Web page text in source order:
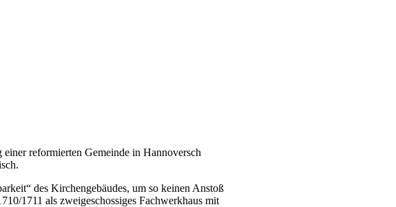
reformierten Gemeinde in Hannoversch
des Kirchengebäudes, um so keinen Anstoß
1711 als zweigeschossiges Fachwerkhaus mit